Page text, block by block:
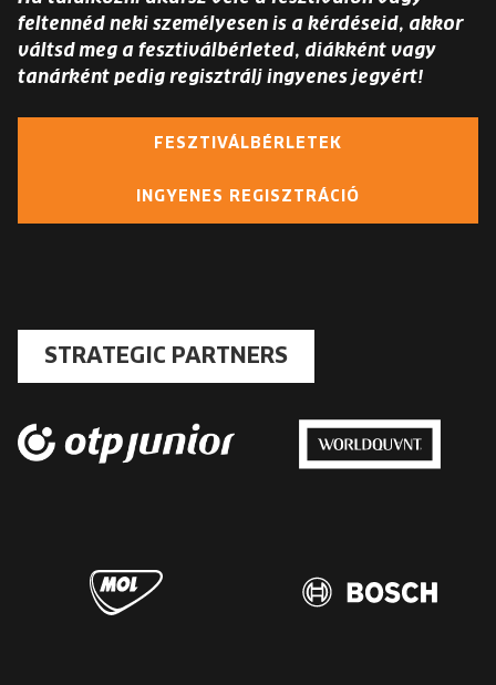
feltennéd neki személyesen is a kérdéseid, akkor
váltsd meg a fesztiválbérleted, diákként vagy
tanárként pedig regisztrálj ingyenes jegyért!
FESZTIVÁLBÉRLETEK
INGYENES REGISZTRÁCIÓ
STRATEGIC PARTNERS